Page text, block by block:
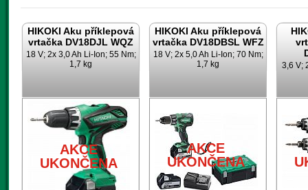
HIKOKI Aku příklepová
vrtačka DV18DJL WQZ
18 V; 2x 3,0 Ah Li-Ion; 55 Nm;
1,7 kg
AKCE
UKONČENA
HIKOKI Aku příklepová
vrtačka DV18DBSL WFZ
18 V; 2x 5,0 Ah Li-Ion; 70 Nm;
1,7 kg
AKCE
UKONČENA
3,6 V;